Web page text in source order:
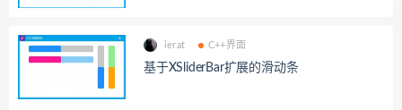
ierat C++界面
基于XSliderBar扩展的滑动条